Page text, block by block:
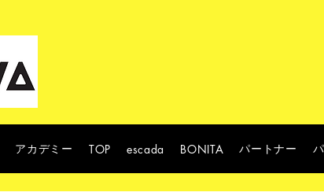
アカデミー TOP escada BONITA パートナー